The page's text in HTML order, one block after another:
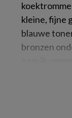
kleine, fijne
blauwe
bronzen